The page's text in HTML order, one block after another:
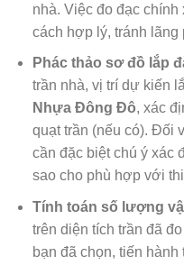
nhà. Việc đo đạc
cách hợp lý, tránh lãng
Phác thảo sơ đồ lắp
trần nhà, vị trí dự kiến
Nhựa Đông Đô, xác
quạt trần (nếu có). Đối
cần đặc biệt chú ý xác
sao cho phù hợp với
Tính toán số lượng
trên diện tích trần đã
bạn đã chọn, tiến